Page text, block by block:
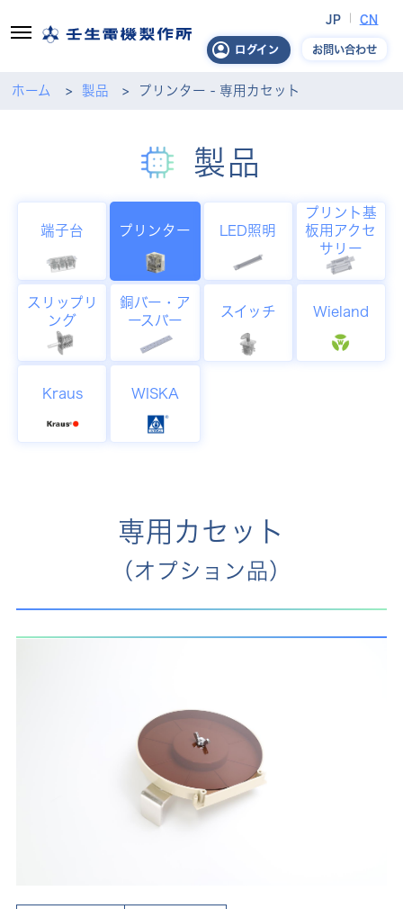
ログイン
JP CN
お問い合わせ
ホーム 製品 プリンター - 専用カセット
製品
端子台 プリンター LED照明
プリント基
板用アクセ
サリー
スリップリ
ング
銅バー・ア
ースバー
スイッチ Wieland
Kraus WISKA
専用カセット
（オプション品）